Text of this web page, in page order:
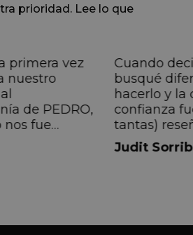
prioridad. Lee lo que
primera vez
nuestro
de PEDRO,
nos fue
directa, de
que
Cuando
busqué
hacerlo y la
confianza
tantas)
Realmente
muy buena,
Judit